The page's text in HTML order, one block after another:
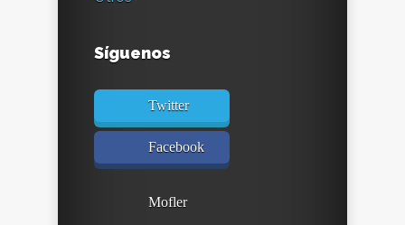
Síguenos
Twitter
Facebook
Mofler